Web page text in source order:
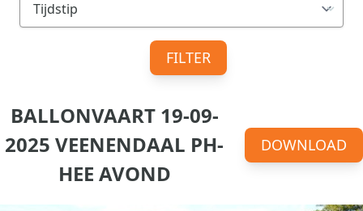
FILTER
BALLONVAART 19-09-
2025 VEENENDAAL PH-
HEE AVOND
DOWNLOAD